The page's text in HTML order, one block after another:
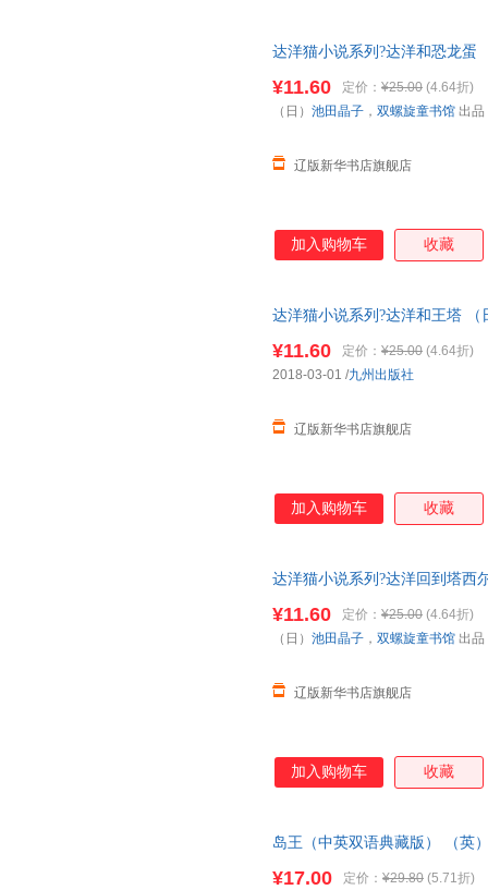
常应用场景，70多个实用技巧
默搞笑，拒绝说教，故事完整
神还原小学生日常生活，孩子
达洋猫小说系列?达洋和恐龙蛋
¥11.60 定价： ¥25.00 (4.64折)
辽版新华书店旗舰店
（日） 池田晶子 ， 双螺旋童书馆 出品
加入购物车 收藏
达洋猫小说系列?达洋和王塔
¥11.60 定价： ¥25.00 (4.64折)
辽版新华书店旗舰店
2018-03-01 /九州出版社
加入购物车 收藏
达洋猫小说系列?达洋回到塔西
¥11.60 定价： ¥25.00 (4.64折)
辽版新华书店旗舰店
（日） 池田晶子 ， 双螺旋童书馆 出品
加入购物车 收藏
岛王（中英双语典藏版） （英
¥17.00 定价： ¥29.80 (5.71折)